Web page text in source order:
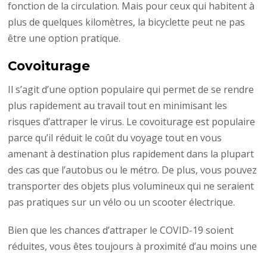
fonction de la circulation. Mais pour ceux qui habitent à
plus de quelques kilomètres, la bicyclette peut ne pas
être une option pratique.
Covoiturage
Il s’agit d’une option populaire qui permet de se rendre
plus rapidement au travail tout en minimisant les
risques d’attraper le virus. Le covoiturage est populaire
parce qu’il réduit le coût du voyage tout en vous
amenant à destination plus rapidement dans la plupart
des cas que l’autobus ou le métro. De plus, vous pouvez
transporter des objets plus volumineux qui ne seraient
pas pratiques sur un vélo ou un scooter électrique.
Bien que les chances d’attraper le COVID-19 soient
réduites, vous êtes toujours à proximité d’au moins une